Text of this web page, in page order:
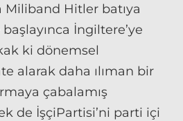
Hitler batıya
İngiltere’ye
ki dönemsel
alarak daha ılıman bir
çabalamış
de İşçiPartisi’ni parti içi